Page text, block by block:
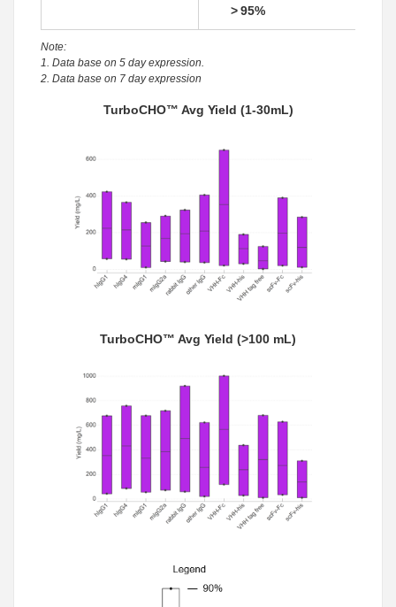
> 95%
Note:
1. Data base on 5 day expression.
2. Data base on 7 day expression
TurboCHO™ Avg Yield (1-30mL)
TurboCHO™ Avg Yield (>100 mL)